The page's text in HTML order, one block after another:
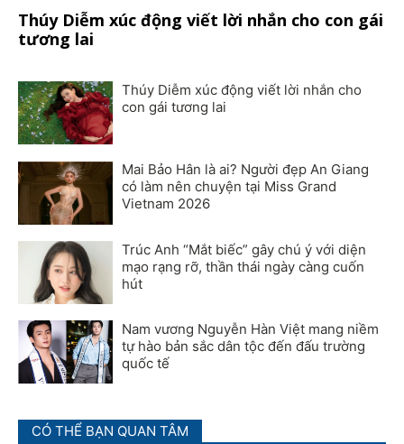
Thúy Diễm xúc động viết lời nhắn cho con gái
tương lai
Thúy Diễm xúc động viết lời nhắn cho
con gái tương lai
Mai Bảo Hân là ai? Người đẹp An Giang
có làm nên chuyện tại Miss Grand
Vietnam 2026
Trúc Anh “Mắt biếc” gây chú ý với diện
mạo rạng rỡ, thần thái ngày càng cuốn
hút
Nam vương Nguyễn Hàn Việt mang niềm
tự hào bản sắc dân tộc đến đấu trường
quốc tế
CÓ THỂ BẠN QUAN TÂM